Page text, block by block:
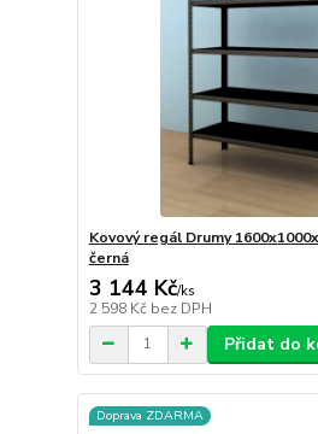
Kovový regál Drumy
černá
3 144 Kč/ks
2 598 Kč bez DPH
Přidat do
Doprava ZDARMA